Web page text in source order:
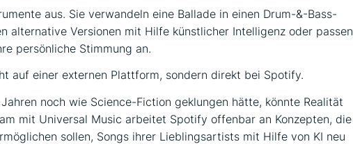
aus. Sie verwandeln eine Ballade in einen Drum-&-Bass-
alternative Versionen mit Hilfe künstlicher Intelligenz oder passen
persönliche Stimmung an.
auf einer externen Plattform, sondern direkt bei Spotify.
noch wie Science-Fiction geklungen hätte, könnte Realität
mit Universal Music arbeitet Spotify offenbar an Konzepten, die
sollen, Songs ihrer Lieblingsartists mit Hilfe von KI neu